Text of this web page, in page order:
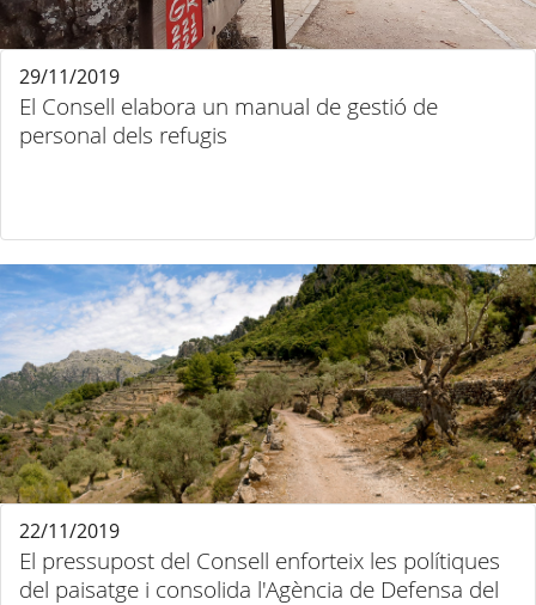
El Consell elabora un manual de gestió de
personal dels refugis
29/11/2019
El pressupost del Consell enforteix les polítiques
del paisatge i consolida l'Agència de Defensa del
22/11/2019